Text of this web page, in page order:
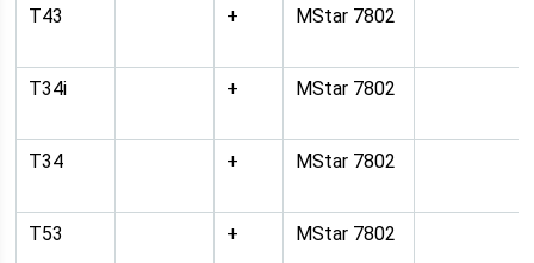
T43 + MStar 7802
T34i + MStar 7802
T34 + MStar 7802
T53 + MStar 7802